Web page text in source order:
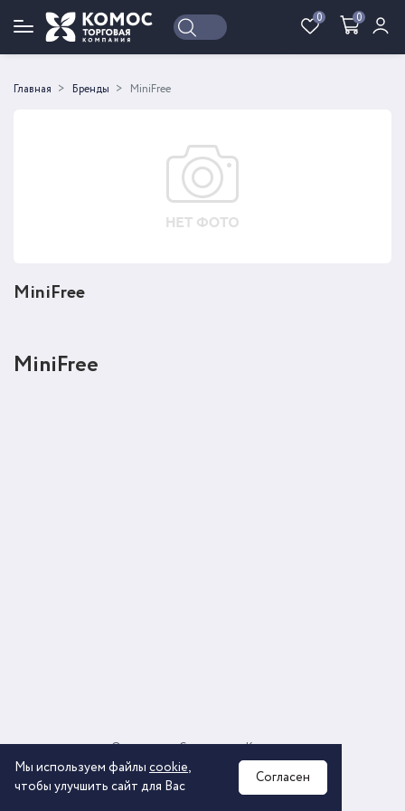
0 0
Войти Регистрация
Главная Бренды MiniFree
MiniFree
MiniFree
2026 © ООО «КОМОС ГРУПП» «Торговая компания»
О компании Соглашение
Политика обработки персональных данных
Контакты
Мы используем файлы cookie,
чтобы улучшить сайт для Вас
Согласен